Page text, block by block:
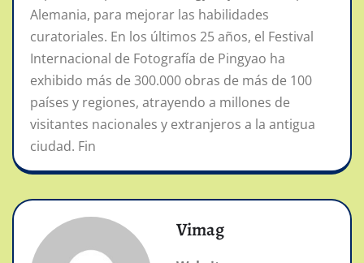
Alemania, para mejorar las habilidades
curatoriales. En los últimos 25 años, el Festival
Internacional de Fotografía de Pingyao ha
exhibido más de 300.000 obras de más de 100
países y regiones, atrayendo a millones de
visitantes nacionales y extranjeros a la antigua
ciudad. Fin
Vimag